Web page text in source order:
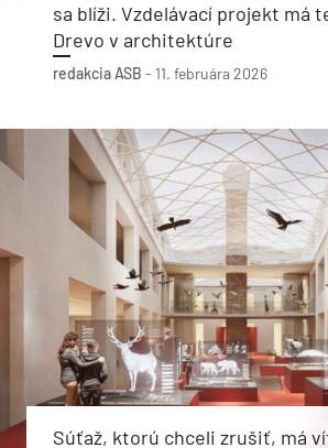
sa blíži. Vzdelávací projekt má
Drevo v architektúre
redakcia ASB - 11. februára 2026
Súťaž, ktorú chceli zrušiť, má